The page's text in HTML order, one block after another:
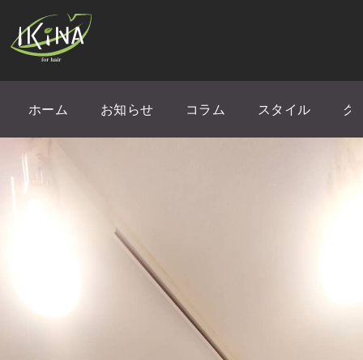
ホーム お知らせ コラム スタイル ク